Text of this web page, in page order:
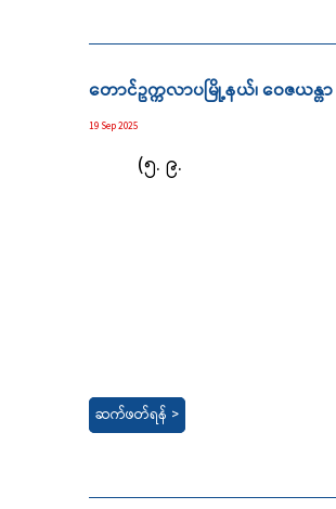
တောင်ဥက္ကလာပမြို့နယ်၊ ဝေဇယန္တ
19 Sep 2025
(၅. ၉.
ဆက်ဖတ်ရန် >